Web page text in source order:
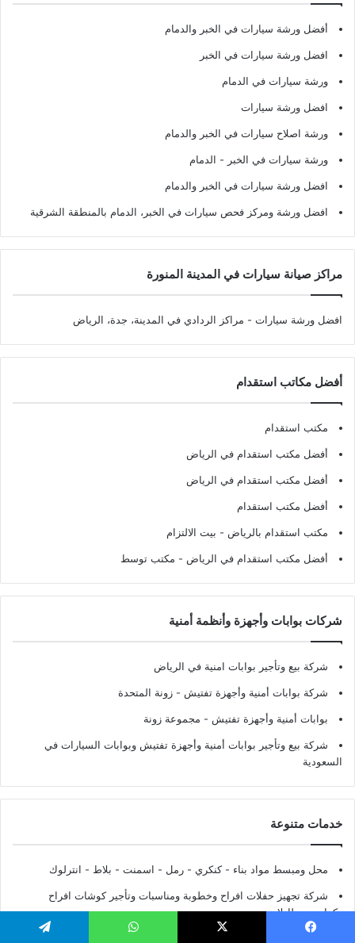
أفضل ورشة سيارات في الخبر والدمام
افضل ورشة سيارات في الخبر
ورشة سيارات في الدمام
افضل ورشة سيارات
ورشة اصلاح سيارات في الخبر والدمام
ورشة سيارات في الخبر - الدمام
افضل ورشة سيارات في الخبر والدمام
افضل ورشة ومركز فحص سيارات في الخبر، الدمام بالمنطقة الشرقية
مراكز صيانة سيارات في المدينة المنورة
افضل ورشة سيارات - مراكز الردادي في المدينة، جدة، الرياض
أفضل مكاتب استقدام
مكتب استقدام
أفضل مكتب استقدام في الرياض
أفضل مكتب استقدام في الرياض
أفضل مكتب استقدام
مكتب استقدام بالرياض - بيت الالتزام
أفضل مكتب استقدام في الرياض - مكتب توسط
شركات بوابات وأجهزة وأنظمة أمنية
شركة بيع وتأجير بوابات امنية في الرياض
شركة بوابات أمنية وأجهزة تفتيش - زونة المتحدة
بوابات أمنية وأجهزة تفتيش - مجموعة زونة
شركة بيع وتأجير بوابات أمنية وأجهزة تفتيش وبوابات السيارات في
السعودية
خدمات متنوعة
محل ومبسط مواد بناء - كنكري - رمل - اسمنت - بلاط - انترلوك
شركة تجهيز حفلات افراح وخطوبة ومناسبات وتأجير كوشات افراح
وكراسي وطاولات